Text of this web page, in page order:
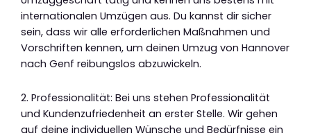
internationalen Umzügen aus. Du kannst dir sicher
sein, dass wir alle erforderlichen Maßnahmen und
Vorschriften kennen, um deinen Umzug von Hannover
nach Genf reibungslos abzuwickeln.
2. Professionalität: Bei uns stehen Professionalität
und Kundenzufriedenheit an erster Stelle. Wir gehen
auf deine individuellen Wünsche und Bedürfnisse ein